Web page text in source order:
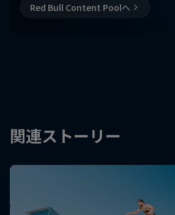
Red Bull Content Poolへ
関連ストーリー